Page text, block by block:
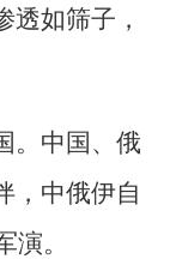
透如筛子，
。中国、俄
，中俄伊自
演。